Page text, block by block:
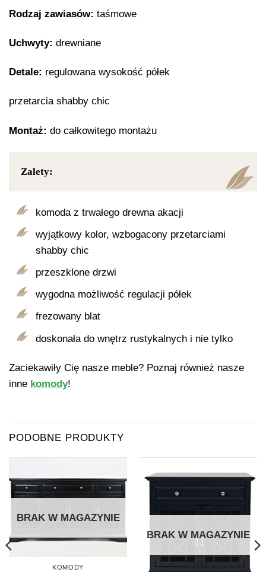
Rodzaj zawiasów: taśmowe
Uchwyty: drewniane
Detale: regulowana wysokość półek
przetarcia shabby chic
Montaż: do całkowitego montażu
Zalety:
komoda z trwałego drewna akacji
wyjątkowy kolor, wzbogacony przetarciami
shabby chic
przeszklone drzwi
wygodna możliwość regulacji półek
frezowany blat
doskonała do wnętrz rustykalnych i nie tylko
Zaciekawiły Cię nasze meble? Poznaj również nasze
inne komody!
PODOBNE PRODUKTY
BRAK W MAGAZYNIE
KOMODY
BRAK W MAGAZYNIE